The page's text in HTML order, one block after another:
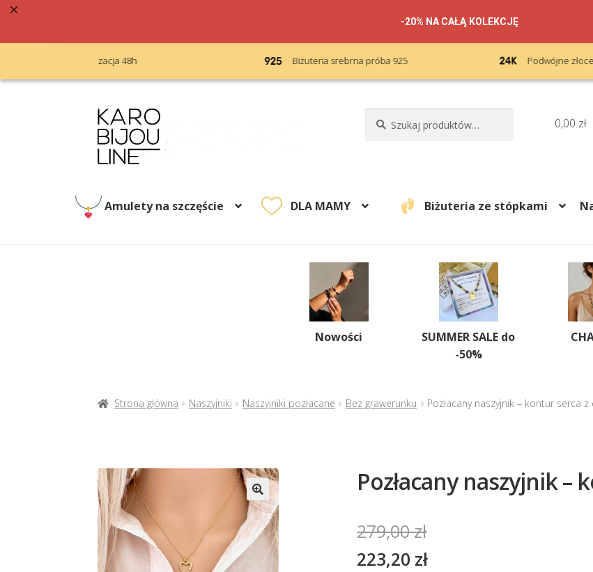
-20% NA CAŁĄ KOLEKCJĘ
Biżuteria srebrna próba 925 Podwójne złocenie 24k karatów
Przejdź
do
nawigacji
Przejdź
do
treści
Amulety na szczęście DLA MAMY Biżuteria ze stópkami
0,00 zł
Nowości
SUMMER SALE do
-50%
Strona główna Naszyjniki Naszyjniki pozłacane Bez grawerunku Pozłacany naszyjnik – kontur serca z
Pozłacany naszyjnik –
279,00zł
223,20 zł